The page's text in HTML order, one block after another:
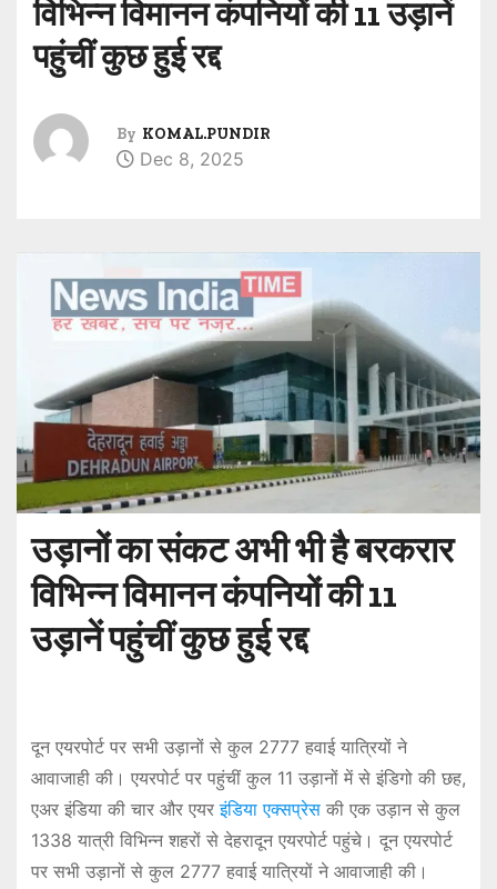
विभिन्न विमानन कंपनियों की 11 उड़ानें
पहुंचीं कुछ हुई रद्द
By KOMAL.PUNDIR
Dec 8, 2025
उड़ानों का संकट अभी भी है बरकरार
विभिन्न विमानन कंपनियों की 11
उड़ानें पहुंचीं कुछ हुई रद्द
दून एयरपोर्ट पर सभी उड़ानों से कुल 2777 हवाई यात्रियों ने
आवाजाही की। एयरपोर्ट पर पहुंचीं कुल 11 उड़ानों में से इंडिगो की छह,
एअर इंडिया की चार और एयरइंडिया एक्सप्रेसकी एक उड़ान से कुल
1338 यात्री विभिन्न शहरों से देहरादून एयरपोर्ट पहुंचे। दून एयरपोर्ट
पर सभी उड़ानों से कुल 2777 हवाई यात्रियों ने आवाजाही की।